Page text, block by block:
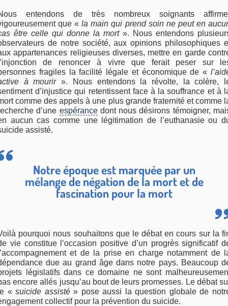
entendons de très nombreux soignants
que «la main qui prend soin ne peut en
être celle qui donne la mort ». Nous entendons
de notre société, aux opinions philosophiques
appartenances religieuses diverses, mettre en garde
de renoncer à vivre que ferait peser sur
fragiles la facilité légale et économique de «
à mourir». Nous entendons la révolte, la colère,
d’injustice qui retentissent face à la souffrance et à
comme des appels à une plus grande fraternité et comme
d’une espérancedont nous désirons témoigner,
aucun cas comme une légitimation de l’euthanasie ou
assisté.
Notre époque est marquée par un
mélange de négation de la mort et de
fascination pour la mort
pourquoi nous souhaitons que le débat en cours sur la
vie constitue l’occasion positive d’un progrès significatif
et de la prise en charge notamment de
due au grand âge dans notre pays. Beaucoup
législatifs dans ce domaine ne sont
encore allés jusqu’au bout de leurs promesses. Le débat
«suicide assisté» pose aussi la question globale de
collectif pour la prévention du suicide.